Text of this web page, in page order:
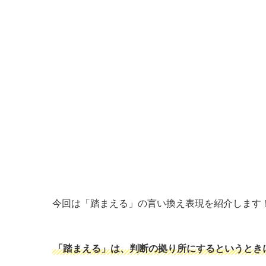
今回は「踏まえる」の言い換え表現を紹介します！
「踏まえる」は、判断の拠り所にするというとき